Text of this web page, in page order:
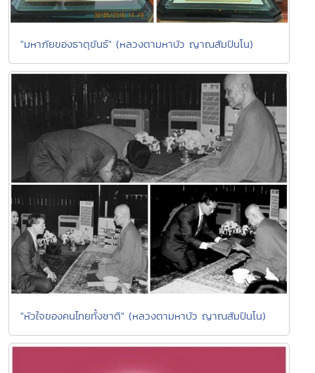
"มหาภัยของธาตุขันธ์" (หลวงตามหาบัว ญาณสัมปันโน)
"หัวใจของคนไทยทั้งชาติ" (หลวงตามหาบัว ญาณสัมปันโน)